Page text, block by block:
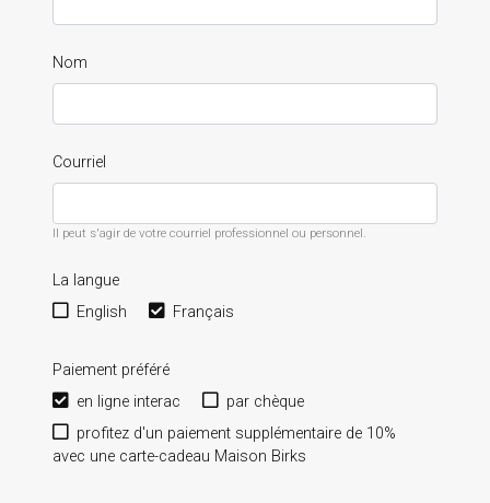
Nom
Courriel
Il peut s'agir de votre courriel professionnel ou personnel.
La langue
English
Français
Paiement préféré
en ligne interac
par chèque
profitez d'un paiement supplémentaire de 10%
avec une carte-cadeau Maison Birks